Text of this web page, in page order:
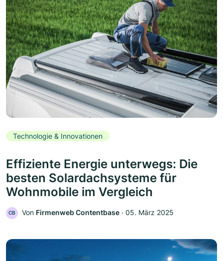
Technologie & Innovationen
Effiziente Energie unterwegs: Die
besten Solardachsysteme für
Wohnmobile im Vergleich
CB Von Firmenweb Contentbase ‧ 05. März 2025